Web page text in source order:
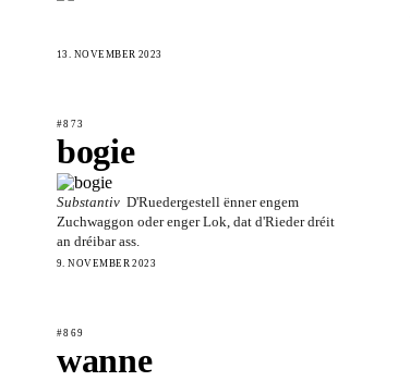
13. NOVEMBER 2023
#873
bogie
Substantiv D'Ruedergestell ënner engem
Zuchwaggon oder enger Lok, dat d'Rieder dréit
an dréibar ass.
9. NOVEMBER 2023
#869
wanne